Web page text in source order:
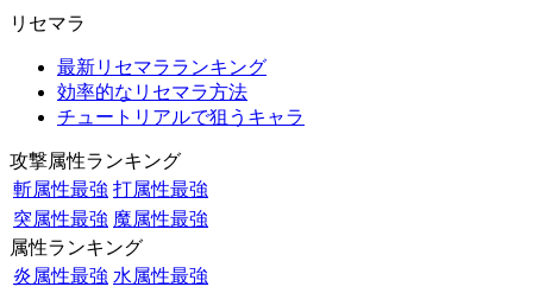
リセマラ
最新リセマラランキング
効率的なリセマラ方法
チュートリアルで狙うキャラ
攻撃属性ランキング
斬属性最強 打属性最強
突属性最強 魔属性最強
属性ランキング
炎属性最強 水属性最強